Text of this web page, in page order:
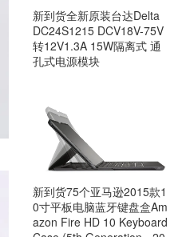
新到货全新原装台达Delta
DC24S1215 DCV18V-75V
转12V1.3A 15W隔离式 通
孔式电源模块
新到货75个亚马逊2015款1
0寸平板电脑蓝牙键盘盒Am
azon Fire HD 10 Keyboard